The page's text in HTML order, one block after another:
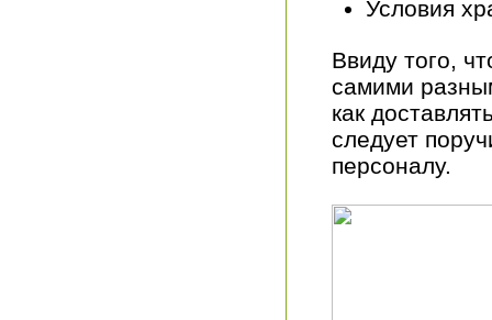
Условия
Ввиду того,
самими
как
следует
персоналу.